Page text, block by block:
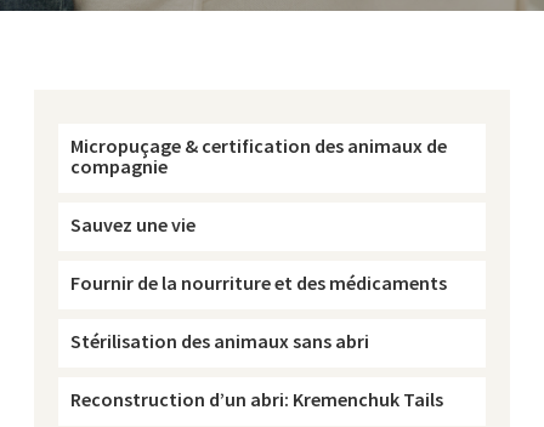
Micropuçage & certification des animaux de
compagnie
Sauvez une vie
Fournir de la nourriture et des médicaments
Stérilisation des animaux sans abri
Reconstruction d’un abri: Kremenchuk Tails